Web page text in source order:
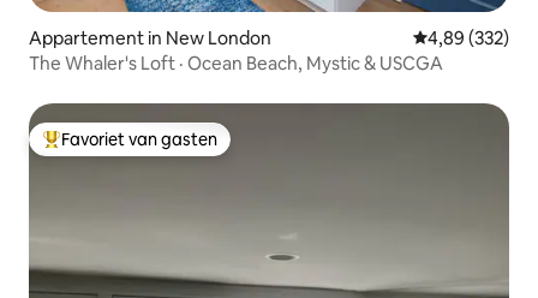
Appartement in New London Gemiddelde
4,89 (332)
The Whaler's Loft · Ocean Beach, Mystic & USCGA
Topfavoriet van gasten
Favoriet van gasten